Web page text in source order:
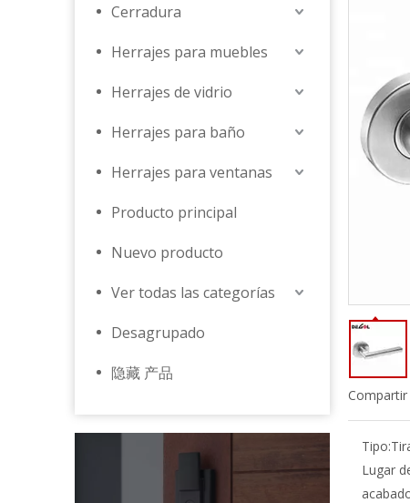
Cerradura
Herrajes para muebles
Herrajes de vidrio
Herrajes para baño
Herrajes para ventanas
Producto principal
Nuevo producto
Ver todas las categorías
Desagrupado
隐藏 产品
Compartir
Tipo:
Lugar